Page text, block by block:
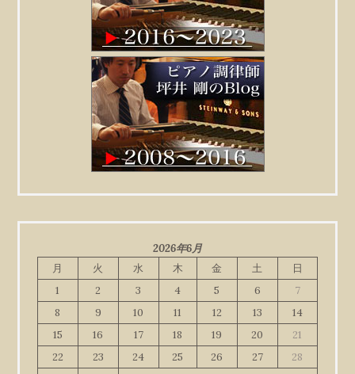
2026年6月
月
火 水 木 金 土
日
1
2 3 4 5 6
7
8
9 10 11 12 13
14
15
16 17 18 19 20
21
22
23 24 25 26 27
28